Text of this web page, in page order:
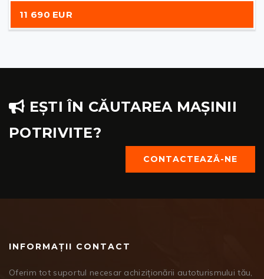
11 690 EUR
EȘTI ÎN CĂUTAREA MAȘINII
POTRIVITE?
CONTACTEAZĂ-NE
INFORMAȚII CONTACT
Oferim tot suportul necesar achiziționării autoturismului tău,